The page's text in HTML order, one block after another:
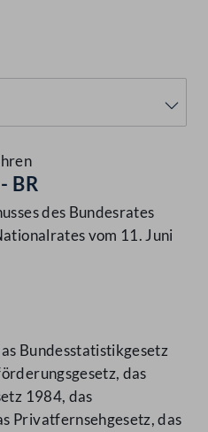
BR
des Bundesrates
vom 11. Juni
Bundesstatistikgesetz
das
1984, das
Privatfernsehgesetz, das